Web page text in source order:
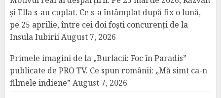
și Ella s-au cuplat. Ce s-a întâmplat după fix o lună,
pe 25 aprilie, între cei doi foști concurenți de la
Insula IubiriiAugust 7, 2026
Primele imagini de la „Burlacii: Foc în Paradis”
publicate de PRO TV. Ce spun românii: „Mă simt ca-n
filmele indiene” August 7, 2026